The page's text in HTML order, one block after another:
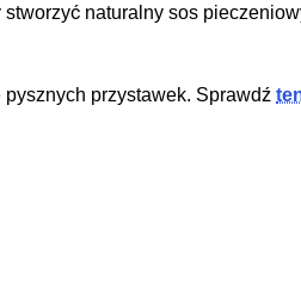
naturalny sos
przystawek. Sprawdź